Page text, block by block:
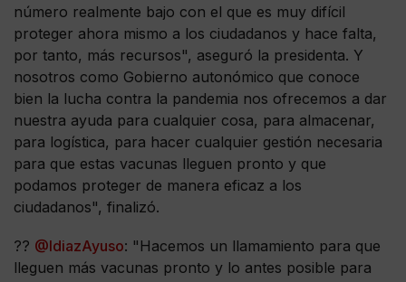
número realmente bajo con el que es muy difícil
proteger ahora mismo a los ciudadanos y hace falta,
por tanto, más recursos", aseguró la presidenta. Y
nosotros como Gobierno autonómico que conoce
bien la lucha contra la pandemia nos ofrecemos a dar
nuestra ayuda para cualquier cosa, para almacenar,
para logística, para hacer cualquier gestión necesaria
para que estas vacunas lleguen pronto y que
podamos proteger de manera eficaz a los
ciudadanos", finalizó.
?? @IdiazAyuso: "Hacemos un llamamiento para que
lleguen más vacunas pronto y lo antes posible para